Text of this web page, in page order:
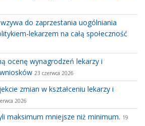
do zaprzestania uogólniania
lekarzem na całą społeczność
ocenę wynagrodzeń lekarzy i
23 czerwca 2026
zmian w kształceniu lekarzy i
2026
maksimum mniejsze niż minimum. 19